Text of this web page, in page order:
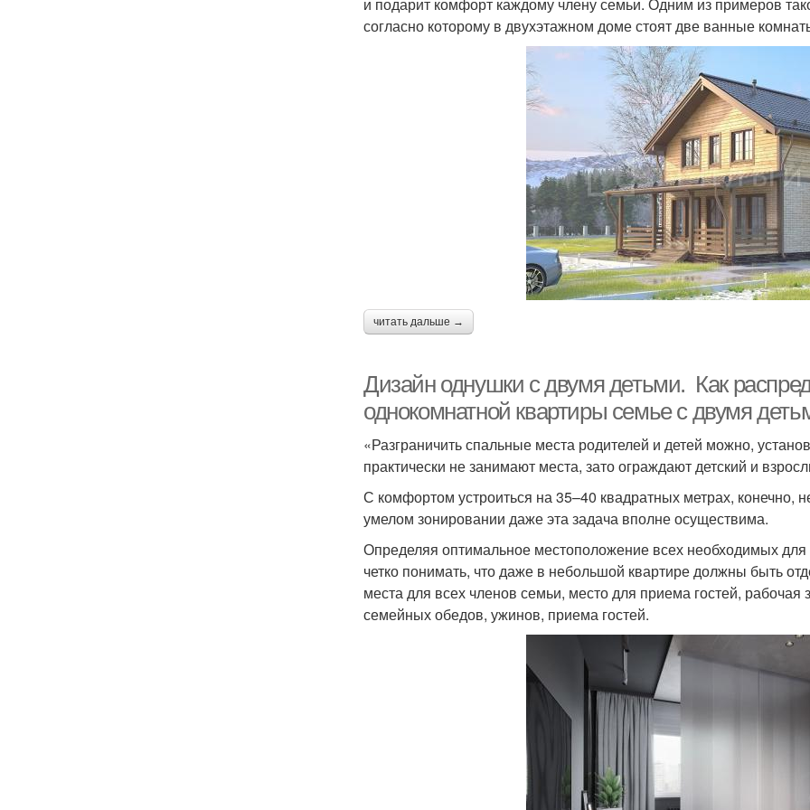
согласно которому в двухэтажном доме стоят две ванные
читать дальше →
Дизайн однушки с двумя детьми. Как
однокомнатной квартиры семье с двумя
«Разграничить спальные места родителей и детей можно,
практически не занимают места, зато ограждают детский и
С комфортом устроиться на 35–40 квадратных метрах, конечно,
умелом зонировании даже эта задача вполне осуществима.
Определяя оптимальное местоположение всех необходимых
четко понимать, что даже в небольшой квартире должны быть
места для всех членов семьи, место для приема гостей,
семейных обедов, ужинов, приема гостей.